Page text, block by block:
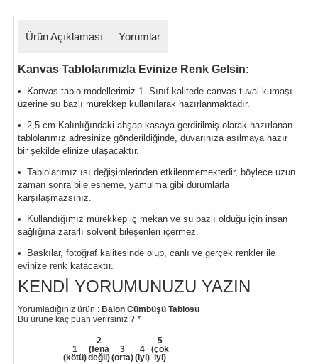
Ürün Açıklaması Yorumlar
Kanvas Tablolarımızla Evinize Renk Gelsin:
• Kanvas tablo modellerimiz 1. Sınıf kalitede canvas tuval kumaşı
üzerine su bazlı mürekkep kullanılarak hazırlanmaktadır.
• 2,5 cm Kalınlığındaki ahşap kasaya gerdirilmiş olarak hazırlanan
tablolarımız adresinize gönderildiğinde, duvarınıza asılmaya hazır
bir şekilde elinize ulaşacaktır.
• Tablolarımız ısı değişimlerinden etkilenmemektedir, böylece uzun
zaman sonra bile esneme, yamulma gibi durumlarla
karşılaşmazsınız.
• Kullandığımız mürekkep iç mekan ve su bazlı olduğu için insan
sağlığına zararlı solvent bileşenleri içermez.
• Baskılar, fotoğraf kalitesinde olup, canlı ve gerçek renkler ile
evinize renk katacaktır.
KENDI YORUMUNUZU YAZIN
Yorumladığınız ürün : Balon Cümbüşü Tablosu
Bu ürüne kaç puan verirsiniz ? *
1
(kötü)
2
(fena
değil)
3
(orta)
4
(iyi)
5
(çok
iyi)